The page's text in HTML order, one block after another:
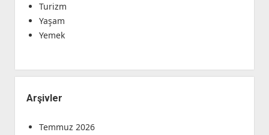
Turizm
Yaşam
Yemek
Arşivler
Temmuz 2026